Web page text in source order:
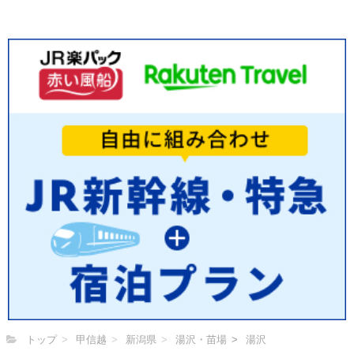
トップ 甲信越 新潟県 湯沢・苗場 湯沢